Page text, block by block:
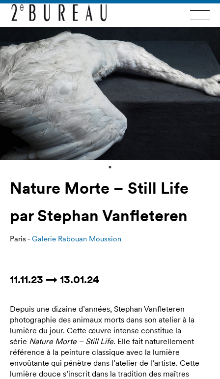
Nature Morte – Still Life
par Stephan Vanfleteren
Paris · Galerie Rabouan Moussion
11.11.23 → 13.01.24
Depuis une dizaine d’années, Stephan Vanfleteren
photographie des animaux morts dans son atelier à la
lumière du jour. Cette œuvre intense constitue la
série Nature Morte – Still Life. Elle fait naturellement
référence à la peinture classique avec la lumière
envoûtante qui pénètre dans l’atelier de l’artiste. Cette
lumière douce s’inscrit dans la tradition des maîtres